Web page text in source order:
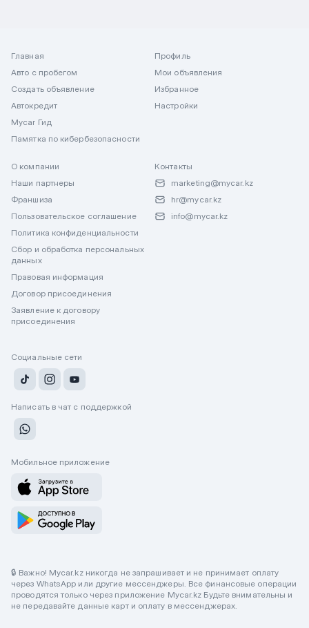
Главная
Авто с пробегом
Создать объявление
Автокредит
Mycar Гид
Памятка по кибербезопасности
Профиль
Мои объявления
Избранное
Настройки
О компании
Наши партнеры
Франшиза
Пользовательское соглашение
Политика конфиденциальности
Сбор и обработка персональных
данных
Правовая информация
Договор присоединения
Заявление к договору
присоединения
Контакты
marketing@mycar.kz
hr@mycar.kz
info@mycar.kz
Социальные сети
Написать в чат с поддержкой
Мобильное приложение
🔒 Важно! Mycar.kz никогда не запрашивает и не принимает оплату
через WhatsApp или другие мессенджеры. Все финансовые операции
проводятся только через приложение Mycar.kz Будьте внимательны и
не передавайте данные карт и оплату в мессенджерах.